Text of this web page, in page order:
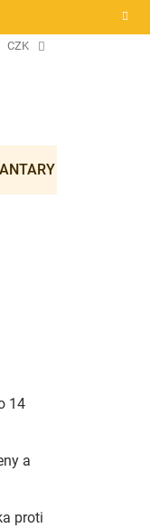
CZK
14
a
proti